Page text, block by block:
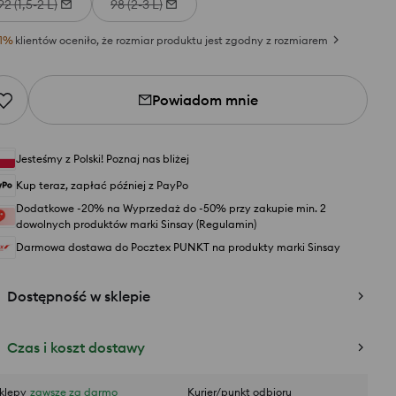
(1,5-2 L) 98 (2-3 L)
% klientów oceniło, że rozmiar produktu jest zgodny z rozmiarem
Powiadom mnie
Jesteśmy z Polski! Poznaj nas bliżej
Kup teraz, zapłać później z PayPo
Dodatkowe -20% na Wyprzedaż do -50% przy zakupie min. 2
dowolnych produktów marki Sinsay (Regulamin)
Darmowa dostawa do Pocztex PUNKT na produkty marki Sinsay
Dostępność w sklepie
Czas i koszt dostawy
zawsze za darmo Kurier/punkt odbioru